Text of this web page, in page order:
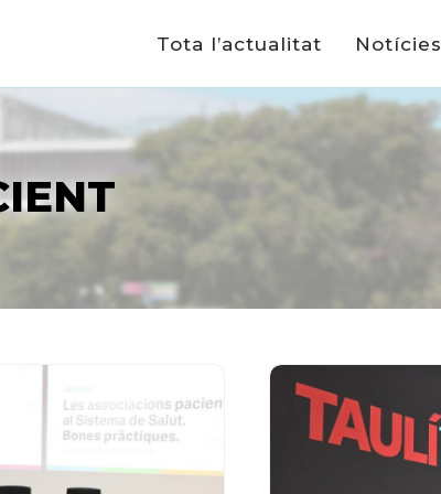
Tota l’actualitat Notícies